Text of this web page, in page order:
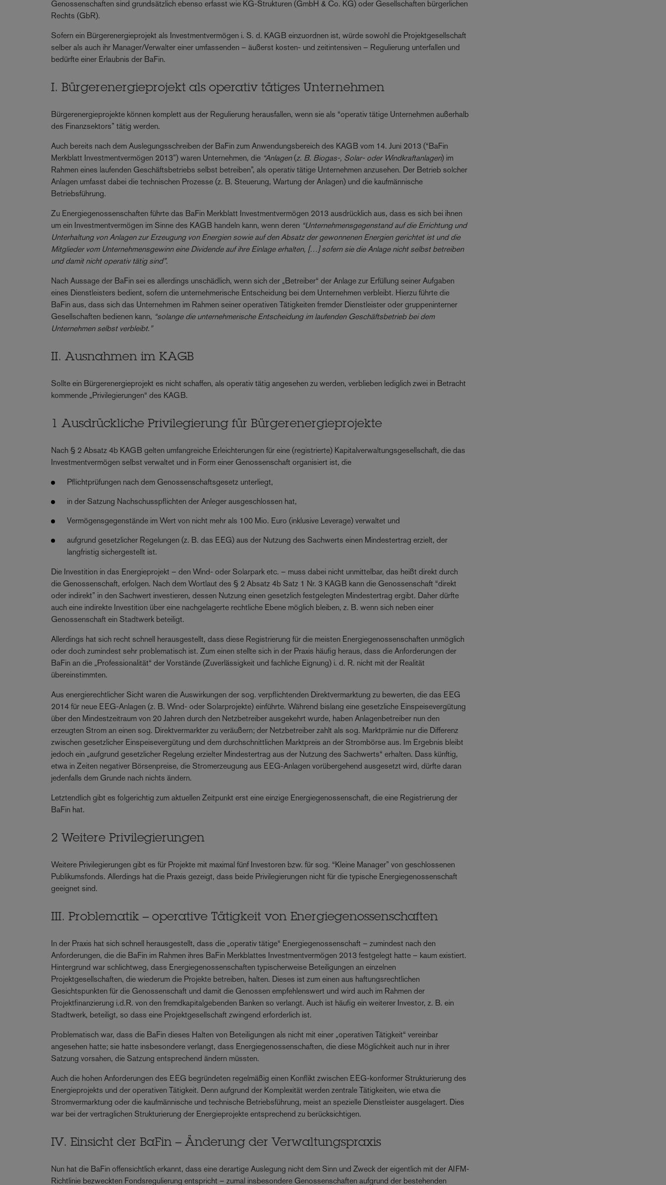
Genossenschaften sind grundsätzlich ebenso erfasst wie KG-Strukturen (GmbH & Co. KG) oder Gesellschaften bürgerlichen
Rechts (GbR).
Sofern ein Bürgerenergieprojekt als Investmentvermögen i. S. d. KAGB einzuordnen ist, würde sowohl die Projektgesellschaft
selber als auch ihr Manager/Verwalter einer umfassenden – äußerst kosten- und zeitintensiven – Regulierung unterfallen und
bedürfte einer Erlaubnis der BaFin.
I. Bürgerenergieprojekt als operativ tätiges Unternehmen
Bürgerenergieprojekte können komplett aus der Regulierung herausfallen, wenn sie als “operativ tätige Unternehmen außerhalb
des Finanzsektors” tätig werden.
Auch bereits nach dem Auslegungsschreiben der BaFin zum Anwendungsbereich des KAGB vom 14. Juni 2013 (“BaFin
Merkblatt Investmentvermögen 2013”) waren Unternehmen, die “Anlagen(z. B. Biogas-, Solar- oder Windkraftanlagen) im
Rahmen eines laufenden Geschäftsbetriebs selbst betreiben”, als operativ tätige Unternehmen anzusehen. Der Betrieb solcher
Anlagen umfasst dabei die technischen Prozesse (z. B. Steuerung, Wartung der Anlagen) und die kaufmännische
Betriebsführung.
Zu Energiegenossenschaften führte das BaFin Merkblatt Investmentvermögen 2013 ausdrücklich aus, dass es sich bei ihnen
um ein Investmentvermögen im Sinne des KAGB handeln kann, wenn deren “Unternehmensgegenstand auf die Errichtung und
Unterhaltung von Anlagen zur Erzeugung von Energien sowie auf den Absatz der gewonnenen Energien gerichtet ist und die
Mitglieder vom Unternehmensgewinn eine Dividende auf ihre Einlage erhalten, […] sofern sie die Anlage nicht selbst betreiben
und damit nicht operativ tätig sind”.
Nach Aussage der BaFin sei es allerdings unschädlich, wenn sich der „Betreiber“ der Anlage zur Erfüllung seiner Aufgaben
eines Dienstleisters bedient, sofern die unternehmerische Entscheidung bei dem Unternehmen verbleibt. Hierzu führte die
BaFin aus, dass sich das Unternehmen im Rahmen seiner operativen Tätigkeiten fremder Dienstleister oder gruppeninterner
Gesellschaften bedienen kann, “solange die unternehmerische Entscheidung im laufenden Geschäftsbetrieb bei dem
Unternehmen selbst verbleibt.”
II. Ausnahmen im KAGB
Sollte ein Bürgerenergieprojekt es nicht schaffen, als operativ tätig angesehen zu werden, verblieben lediglich zwei in Betracht
kommende „Privilegierungen“ des KAGB.
1 Ausdrückliche Privilegierung für Bürgerenergieprojekte
Nach § 2 Absatz 4b KAGB gelten umfangreiche Erleichterungen für eine (registrierte) Kapitalverwaltungsgesellschaft, die das
Investmentvermögen selbst verwaltet und in Form einer Genossenschaft organisiert ist, die
Pflichtprüfungen nach dem Genossenschaftsgesetz unterliegt,
in der Satzung Nachschusspflichten der Anleger ausgeschlossen hat,
Vermögensgegenstände im Wert von nicht mehr als 100 Mio. Euro (inklusive Leverage) verwaltet und
aufgrund gesetzlicher Regelungen (z. B. das EEG) aus der Nutzung des Sachwerts einen Mindestertrag erzielt, der
langfristig sichergestellt ist.
Die Investition in das Energieprojekt – den Wind- oder Solarpark etc. – muss dabei nicht unmittelbar, das heißt direkt durch
die Genossenschaft, erfolgen. Nach dem Wortlaut des § 2 Absatz 4b Satz 1 Nr. 3 KAGB kann die Genossenschaft “direkt
oder indirekt” in den Sachwert investieren, dessen Nutzung einen gesetzlich festgelegten Mindestertrag ergibt. Daher dürfte
auch eine indirekte Investition über eine nachgelagerte rechtliche Ebene möglich bleiben, z. B. wenn sich neben einer
Genossenschaft ein Stadtwerk beteiligt.
Allerdings hat sich recht schnell herausgestellt, dass diese Registrierung für die meisten Energiegenossenschaften unmöglich
oder doch zumindest sehr problematisch ist. Zum einen stellte sich in der Praxis häufig heraus, dass die Anforderungen der
BaFin an die „Professionalität“ der Vorstände (Zuverlässigkeit und fachliche Eignung) i. d. R. nicht mit der Realität
übereinstimmten.
Aus energierechtlicher Sicht waren die Auswirkungen der sog. verpflichtenden Direktvermarktung zu bewerten, die das EEG
2014 für neue EEG-Anlagen (z. B. Wind- oder Solarprojekte) einführte. Während bislang eine gesetzliche Einspeisevergütung
über den Mindestzeitraum von 20 Jahren durch den Netzbetreiber ausgekehrt wurde, haben Anlagenbetreiber nun den
erzeugten Strom an einen sog. Direktvermarkter zu veräußern; der Netzbetreiber zahlt als sog. Marktprämie nur die Differenz
zwischen gesetzlicher Einspeisevergütung und dem durchschnittlichen Marktpreis an der Strombörse aus. Im Ergebnis bleibt
jedoch ein „aufgrund gesetzlicher Regelung erzielter Mindestertrag aus der Nutzung des Sachwerts“ erhalten. Dass künftig,
etwa in Zeiten negativer Börsenpreise, die Stromerzeugung aus EEG-Anlagen vorübergehend ausgesetzt wird, dürfte daran
jedenfalls dem Grunde nach nichts ändern.
Letztendlich gibt es folgerichtig zum aktuellen Zeitpunkt erst eine einzige Energiegenossenschaft, die eine Registrierung der
BaFin hat.
2 Weitere Privilegierungen
Weitere Privilegierungen gibt es für Projekte mit maximal fünf Investoren bzw. für sog. “Kleine Manager” von geschlossenen
Publikumsfonds. Allerdings hat die Praxis gezeigt, dass beide Privilegierungen nicht für die typische Energiegenossenschaft
geeignet sind.
III. Problematik – operative Tätigkeit von Energiegenossenschaften
In der Praxis hat sich schnell herausgestellt, dass die „operativ tätige“ Energiegenossenschaft – zumindest nach den
Anforderungen, die die BaFin im Rahmen ihres BaFin Merkblattes Investmentvermögen 2013 festgelegt hatte – kaum existiert.
Hintergrund war schlichtweg, dass Energiegenossenschaften typischerweise Beteiligungen an einzelnen
Projektgesellschaften, die wiederum die Projekte betreiben, halten. Dieses ist zum einen aus haftungsrechtlichen
Gesichtspunkten für die Genossenschaft und damit die Genossen empfehlenswert und wird auch im Rahmen der
Projektfinanzierung i.d.R. von den fremdkapitalgebenden Banken so verlangt. Auch ist häufig ein weiterer Investor, z. B. ein
Stadtwerk, beteiligt, so dass eine Projektgesellschaft zwingend erforderlich ist.
Problematisch war, dass die BaFin dieses Halten von Beteiligungen als nicht mit einer „operativen Tätigkeit“ vereinbar
angesehen hatte; sie hatte insbesondere verlangt, dass Energiegenossenschaften, die diese Möglichkeit auch nur in ihrer
Satzung vorsahen, die Satzung entsprechend ändern müssten.
Auch die hohen Anforderungen des EEG begründeten regelmäßig einen Konflikt zwischen EEG-konformer Strukturierung des
Energieprojekts und der operativen Tätigkeit. Denn aufgrund der Komplexität werden zentrale Tätigkeiten, wie etwa die
Stromvermarktung oder die kaufmännische und technische Betriebsführung, meist an spezielle Dienstleister ausgelagert. Dies
war bei der vertraglichen Strukturierung der Energieprojekte entsprechend zu berücksichtigen.
IV. Einsicht der BaFin – Änderung der Verwaltungspraxis
Nun hat die BaFin offensichtlich erkannt, dass eine derartige Auslegung nicht dem Sinn und Zweck der eigentlich mit der AIFM-
Richtlinie bezweckten Fondsregulierung entspricht – zumal insbesondere Genossenschaften aufgrund der bestehenden